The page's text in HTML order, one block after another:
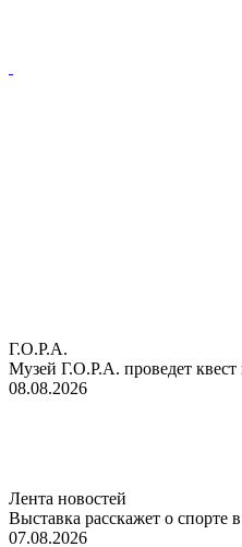
Г.О.Р.А.
Музей Г.О.Р.А. проведет
08.08.2026
Лента новостей
Выставка расскажет о спорте
07.08.2026